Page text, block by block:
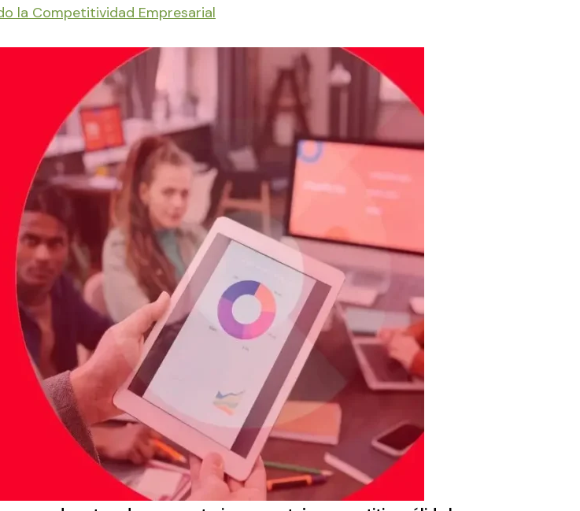
la Competitividad Empresarial